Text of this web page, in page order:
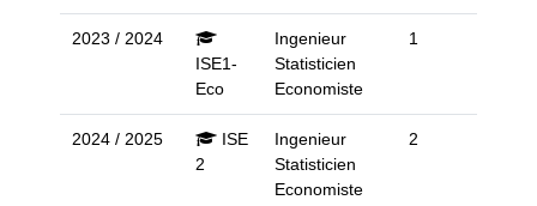
2023 / 2024
ISE1-
Eco
Ingenieur
Statisticien
Economiste
1
2024 / 2025
ISE
2
Ingenieur
Statisticien
Economiste
2